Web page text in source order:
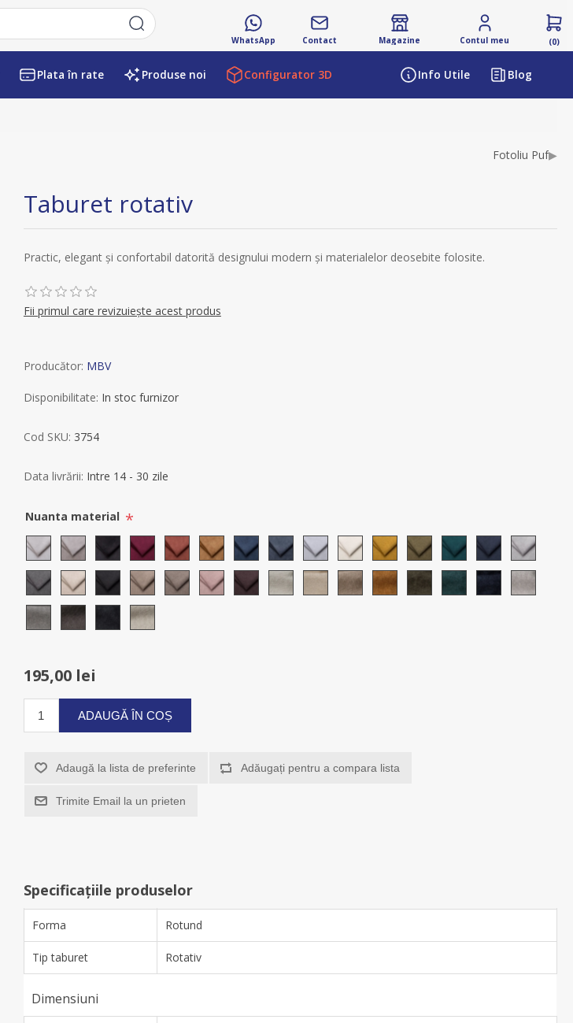
WhatsApp Contact Magazine Contul meu (0)
Plata în rate Produse noi Configurator 3D Info Utile Blog
Fotoliu Puf▶
Taburet rotativ
Practic, elegant şi confortabil datorită designului modern şi materialelor deosebite folosite.
Fii primul care revizuiește acest produs
Producător: MBV
Disponibilitate: In stoc furnizor
Cod SKU: 3754
Data livrării: Intre 14 - 30 zile
Nuanta material *
195,00 lei
ADAUGĂ ÎN COȘ
Adaugă la lista de preferinte Adăugați pentru a compara lista
Trimite Email la un prieten
Specificațiile produselor
Numele atributului Valoarea atributului
Forma Rotund
Tip taburet Rotativ
Dimensiuni